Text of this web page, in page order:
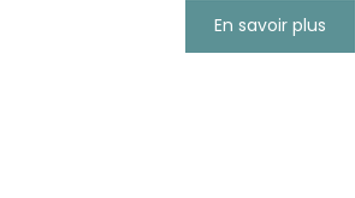
En savoir plus